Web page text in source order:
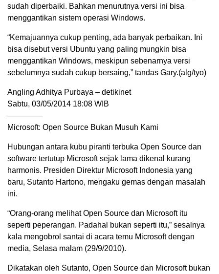
sudah diperbaiki. Bahkan menurutnya versi ini bisa
menggantikan sistem operasi Windows.
“Kemajuannya cukup penting, ada banyak perbaikan. Ini
bisa disebut versi Ubuntu yang paling mungkin bisa
menggantikan Windows, meskipun sebenarnya versi
sebelumnya sudah cukup bersaing,” tandas Gary.(alg/tyo)
Angling Adhitya Purbaya – detikinet
Sabtu, 03/05/2014 18:08 WIB
————–
Microsoft: Open Source Bukan Musuh Kami
Hubungan antara kubu piranti terbuka Open Source dan
software tertutup Microsoft sejak lama dikenal kurang
harmonis. Presiden Direktur Microsoft Indonesia yang
baru, Sutanto Hartono, mengaku gemas dengan masalah
ini.
“Orang-orang melihat Open Source dan Microsoft itu
seperti peperangan. Padahal bukan seperti itu,” sesalnya
kala mengobrol santai di acara temu Microsoft dengan
media, Selasa malam (29/9/2010).
Dikatakan oleh Sutanto, Open Source dan Microsoft bukan